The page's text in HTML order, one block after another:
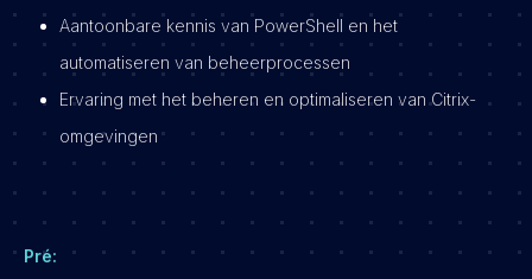
Aantoonbare kennis van PowerShell en het
automatiseren van beheerprocessen
Ervaring met het beheren en optimaliseren van Citrix-
omgevingen
Pré: